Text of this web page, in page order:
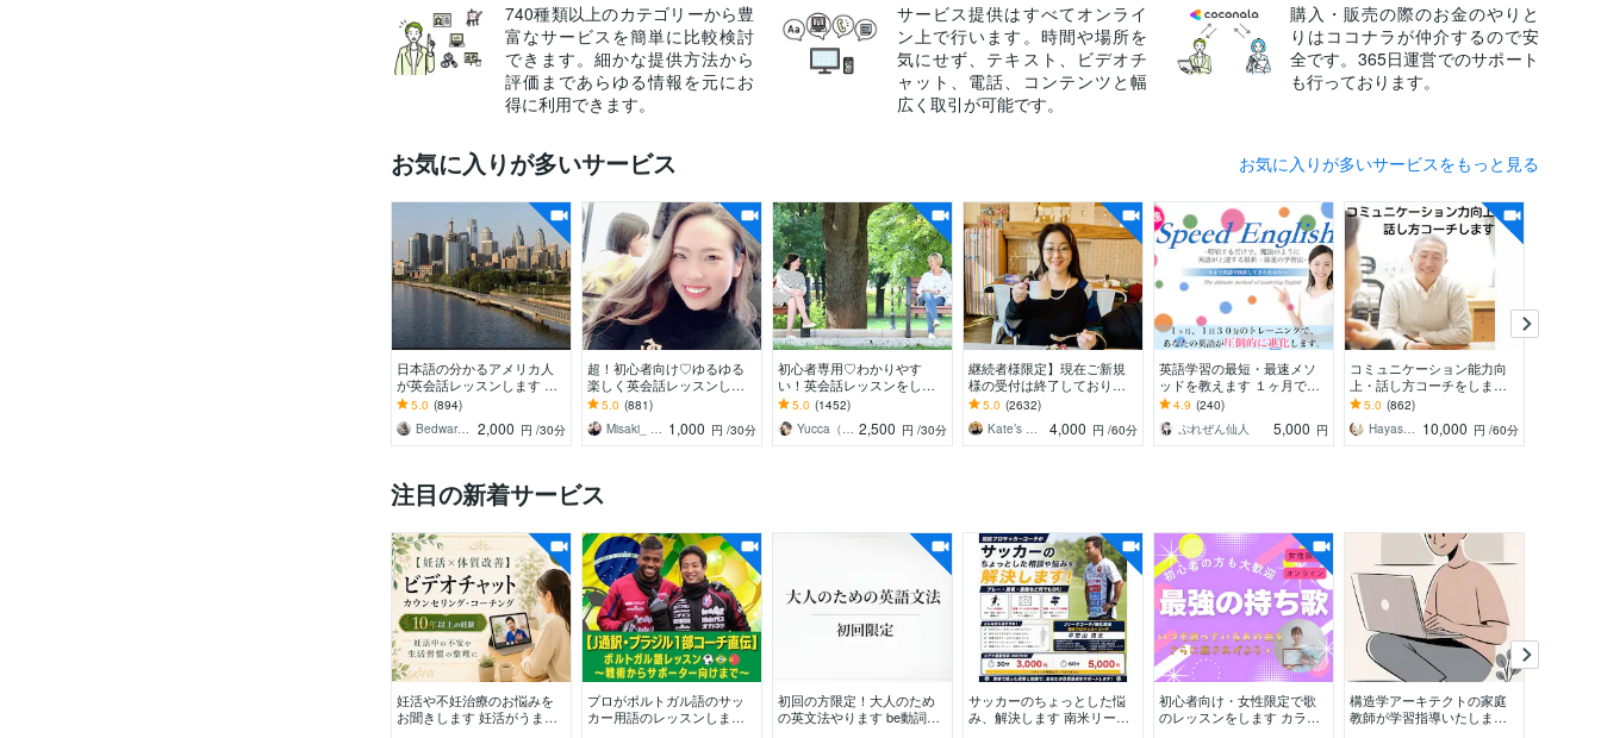
740種類以上のカテゴリーから豊
富なサービスを簡単に比較検討
できます。細かな提供方法から
評価まであらゆる情報を元にお
得に利用できます。
サービス提供はすべてオンライ
ン上で行います。時間や場所を
気にせず、テキスト、ビデオチ
ャット、電話、コンテンツと幅
広く取引が可能です。
購入・販売の際のお金のやりと
りはココナラが仲介するので安
全です。365日運営でのサポート
も行っております。
お気に入りが多いサービス お気に入りが多いサービスをもっと見る
日本語の分かるアメリカ人
が英会話レッスンします ア
メリカ出身でTEFL有資格者
が生きた英語を教えますよ
5.0 (894)
Bedwards13 2,000 円 /30分
超！初心者向け♡ゆるゆる
楽しく英会話レッスンしま
す あなたのペースでゆるゆ
る英会話レッスン♡
5.0 (881)
Misaki_ Michelle 1,000 円 /30分
初心者専用♡わかりやす
い！英会話レッスンをしま
す 英会話の約8割は中学英
語！ゲーム感覚のメソッド
で楽しく上達♪
5.0 (1452)
Yucca（ゆっか） 2,500 円 /30分
継続者様限定】現在ご新規
様の受付は終了しておりま
す 気軽に楽しく英会話力UP!
NY在住歴8年 米国大卒 MBA
5.0 (2632)
Kate’s English
4,000 円 /60分
英語学習の最短・最速メソ
ッドを教えます １ヶ月であ
なたの英語が変わる〜英語
学習25年の集大成を伝授〜
4.9 (240)
ぷれぜん仙人
5,000 円
コミュニケーション能力向
上・話し方コーチをします
ビジネス、プレゼン、聴き
方、伝え方、話し方、人間
関係構築
5.0 (862)
Hayashiコミュニケーションコーチ 10,000 円 /60分
注目の新着サービス
妊活や不妊治療のお悩みを
お聞きします 妊活がうまく
プロがポルトガル語のサッ
カー用語のレッスンします
初回の方限定！大人のため
の英文法やります be動詞、
サッカーのちょっとした悩
み、解決します 南米リーグ/
初心者向け・女性限定で歌
のレッスンをします カラオ
構造学アーキテクトの家庭
教師が学習指導いたします